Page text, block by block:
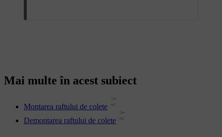
Mai multe în acest subiect
Montarea raftului de colete
Demontarea raftului de colete